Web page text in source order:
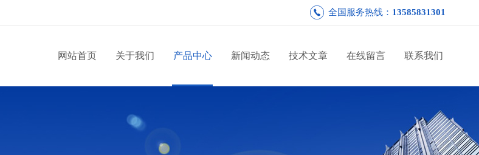
全国服务热线： 13585831301
网站首页 关于我们 产品中心 新闻动态 技术文章 在线留言 联系我们